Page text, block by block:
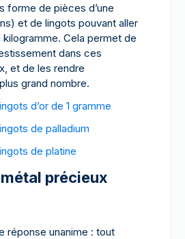
forme de pièces d’une
et de lingots pouvant aller
kilogramme. Cela permet de
dans ces
et de les rendre
grand nombre.
d’or de 1 gramme
de palladium
de platine
précieux
réponse unanime : tout